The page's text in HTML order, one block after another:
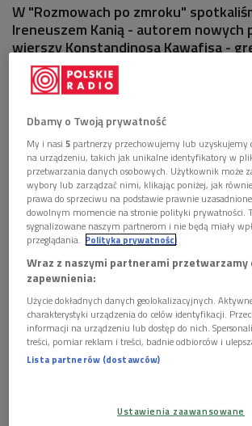
W "Rozmowach po zmroku"
Ireneuszem Kanią - autorem nowych
wierszy Konstandinosa Kawafisa -
którego 150. rocznica urodzin i 80.
przypada w tym roku.
AUDIO 1 plik
 38'07
Z dalekiego czasu. Kania tłumaczy
Dbamy o Twoją prywatność
My i nasi5 partnerzy przechowujemy lub uzyskujemy
na urządzeniu, takich jak unikalne identyfikatory w
przetwarzania danych osobowych. Użytkownik może
wybory lub zarządzać nimi, klikając poniżej, jak
prawa do sprzeciwu na podstawie prawnie
dowolnym momencie na stronie polityki prywatności.
sygnalizowane naszym partnerom i nie będą miały
przeglądania. Polityka prywatności
Wraz z naszymi partnerami przetwarzamy
zapewnienia:
Użycie dokładnych danych geolokalizacyjnych.
charakterystyki urządzenia do celów identyfikacji.
informacji na urządzeniu lub dostęp do nich.
treści, pomiar reklam i treści, badnie odbiorców i
Lista partnerów (dostawców)
Ustawienia zaawansowane